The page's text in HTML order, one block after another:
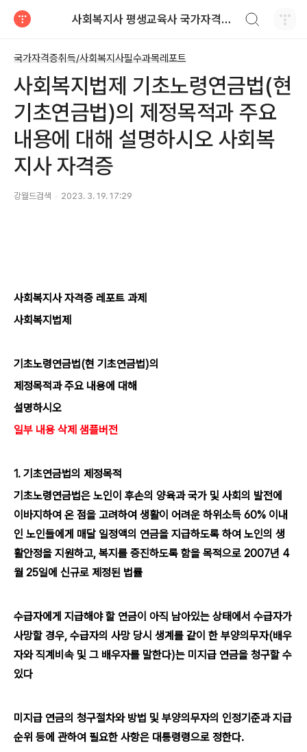
사회복지사 평생교육사 국가자격증 레포트 자료
국가자격증취득/사회복지사필수과목레포트
사회복지법제 기초노령연금법(현
기초연금법)의 제정목적과 주요
내용에 대해 설명하시오 사회복
지사 자격증
강월드검색 2023. 3. 19. 17:29
사회복지사 자격증 레포트 과제
사회복지법제
기초노령연금법(현 기초연금법)의
제정목적과 주요 내용에 대해
설명하시오
일부 내용 삭제 샘플버전
1. 기초연금법의 제정목적
기초노령연금법은 노인이 후손의 양육과 국가 및 사회의 발전에
이바지하여 온 점을 고려하여 생활이 어려운 하위소득 60% 이내
인 노인들에게 매달 일정액의 연금을 지급하도록 하여 노인의 생
활안정을 지원하고, 복지를 증진하도록 함을 목적으로 2007년 4
월 25일에 신규로 제정된 법률
수급자에게 지급해야 할 연금이 아직 남아있는 상태에서 수급자가
사망할 경우, 수급자의 사망 당시 생계를 같이 한 부양의무자(배우
자와 직계비속 및 그 배우자를 말한다)는 미지급 연금을 청구할 수
있다
미지급 연금의 청구절차와 방법 및 부양의무자의 인정기준과 지급
순위 등에 관하여 필요한 사항은 대통령령으로 정한다.